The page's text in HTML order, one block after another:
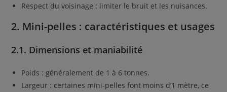
Respect du voisinage : limiter le bruit et les nuisances.
2. Mini-pelles : caractéristiques et usages
2.1. Dimensions et maniabilité
Poids : généralement de 1 à 6 tonnes.
Largeur : certaines mini-pelles font moins d’1 mètre, ce